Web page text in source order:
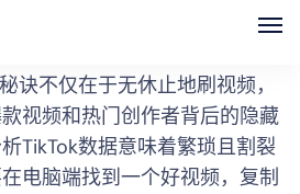
电商品牌老板以及MCN机构来
诀不仅在于无休止地刷视频，
视频和热门创作者背后的隐藏
TikTok数据意味着繁琐且割裂
电脑端找到一个好视频，复制